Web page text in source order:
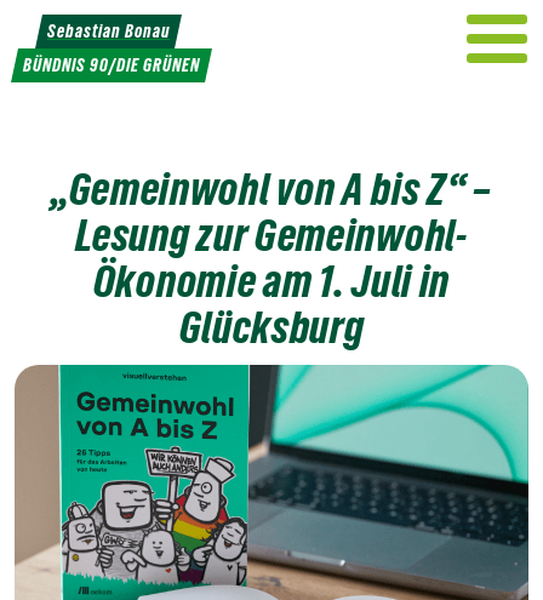
Weiter
zum
Inhalt
Sebastian Bonau
BÜNDNIS 90/DIE GRÜNEN
„Gemeinwohl von A bis Z“ –
Lesung zur Gemeinwohl-
Ökonomie am 1. Juli in
Glücksburg